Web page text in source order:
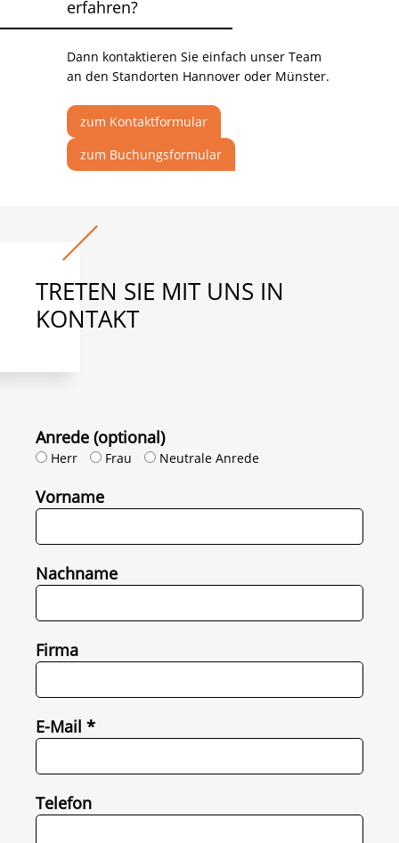
erfahren?
Dann kontaktieren Sie einfach unser Team
an den Standorten Hannover oder Münster.
zum Kontaktformular
zum Buchungsformular
TRETEN SIE MIT UNS IN
KONTAKT
Anrede (optional)
Herr Frau Neutrale Anrede
Vorname
Nachname
Firma
E-Mail *
Telefon